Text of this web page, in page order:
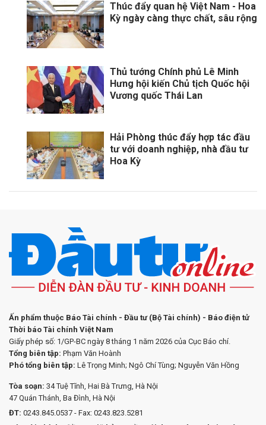
Thúc đẩy quan hệ Việt Nam - Hoa
Kỳ ngày càng thực chất, sâu rộng
Thủ tướng Chính phủ Lê Minh
Hưng hội kiến Chủ tịch Quốc hội
Vương quốc Thái Lan
Hải Phòng thúc đẩy hợp tác đầu
tư với doanh nghiệp, nhà đầu tư
Hoa Kỳ
Ấn phẩm thuộc Báo Tài chính - Đầu tư (Bộ Tài chính) - Báo điện tử
Thời báo Tài chính Việt Nam
Giấy phép số: 1/GP-BC ngày 8 tháng 1 năm 2026 của Cục Báo chí.
Tổng biên tập: Phạm Văn Hoành
Phó tổng biên tập: Lê Trọng Minh; Ngô Chí Tùng; Nguyễn Văn Hồng
Tòa soạn: 34 Tuệ Tĩnh, Hai Bà Trưng, Hà Nội
47 Quán Thánh, Ba Đình, Hà Nội
ĐT: 0243.845.0537 - Fax: 0243.823.5281